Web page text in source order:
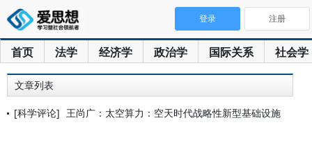
首页 法学 经济学 政治学 国际关系 社会学
登录 注册
文章列表
[科学评论] 王尚广：太空算力：空天时代战略性新型基础设施